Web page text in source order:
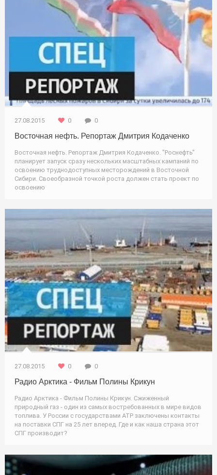
27.08.2015 0 0
Восточная нефть. Репортаж Дмитрия Кодаченко
Восточная нефть. Репортаж Дмитрия Кодаченко. "Роснефть"
планирует запуск сразу нескольких масштабных кампаний по
освоению труднодоступных месторождений в Восточной
Сибири. Своеобразной точкой роста должен стать проект по
освоению
27.08.2015 0 0
Радио Арктика - Фильм Полины Крикун
Радио Арктика - Фильм Полины Крикун. Сжиженный
природный газ - один из самых востребованных в мире видов
топлива. У России с государствами АТР заключены контакты
на поставки СПГ на 25 лет вперед. Где и как наша страна этот
СПГ производит?